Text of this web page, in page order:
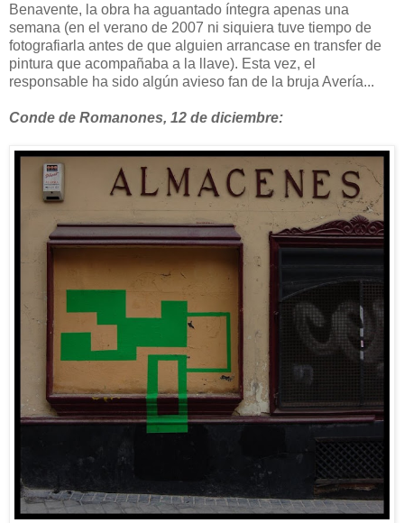
Benavente, la obra ha aguantado íntegra apenas una
semana (en el verano de 2007 ni siquiera tuve tiempo de
fotografiarla antes de que alguien arrancase en transfer de
pintura que acompañaba a la llave). Esta vez, el
responsable ha sido algún avieso fan de la bruja Avería...
Conde de Romanones, 12 de diciembre: